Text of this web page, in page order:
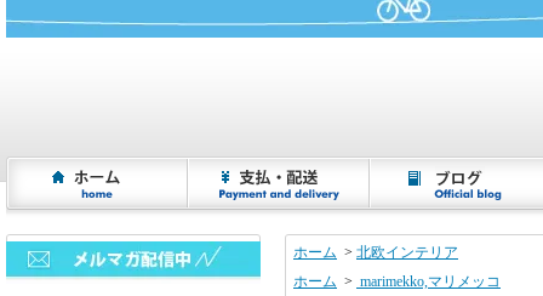
ホーム > 北欧インテリア
ホーム > marimekko,マリメッコ